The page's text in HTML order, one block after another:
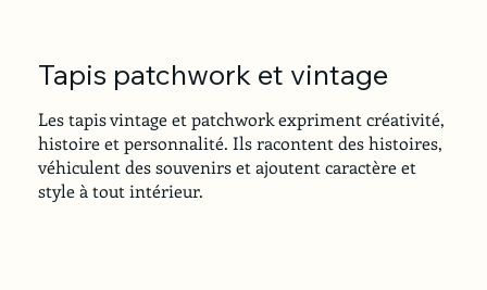
Tapis patchwork et vintage
Les tapis vintage et patchwork expriment créativité,
histoire et personnalité. Ils racontent des histoires,
véhiculent des souvenirs et ajoutent caractère et
style à tout intérieur.